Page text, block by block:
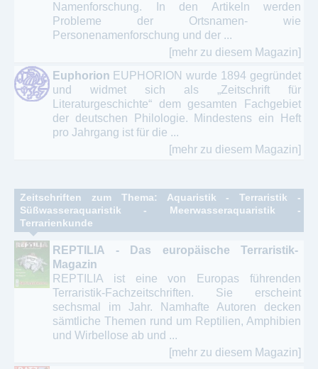
Namenforschung. In den Artikeln werden
Probleme der Ortsnamen- wie
Personenamenforschung und der ...
[mehr zu diesem Magazin]
Euphorion EUPHORION wurde 1894 gegründet
und widmet sich als „Zeitschrift für
Literaturgeschichte“ dem gesamten Fachgebiet
der deutschen Philologie. Mindestens ein Heft
pro Jahrgang ist für die ...
[mehr zu diesem Magazin]
Zeitschriften zum Thema: Aquaristik - Terraristik -
Süßwasseraquaristik - Meerwasseraquaristik -
Terrarienkunde
REPTILIA - Das europäische Terraristik-
Magazin
REPTILIA ist eine von Europas führenden
Terraristik-Fachzeitschriften. Sie erscheint
sechsmal im Jahr. Namhafte Autoren decken
sämtliche Themen rund um Reptilien, Amphibien
und Wirbellose ab und ...
[mehr zu diesem Magazin]